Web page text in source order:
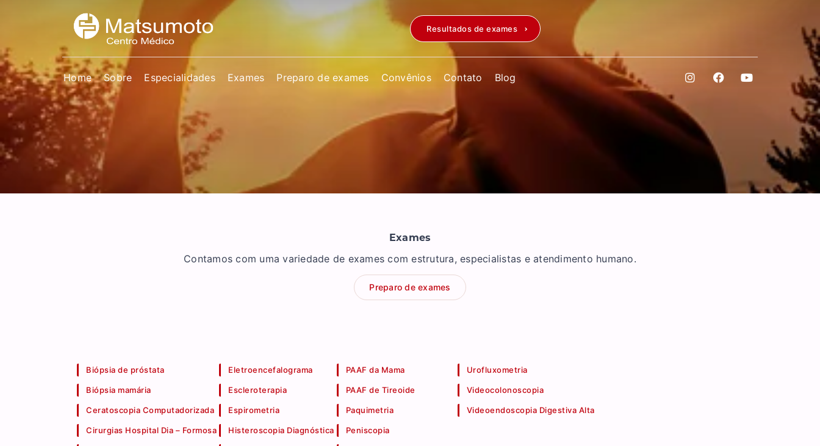
Resultados de exames
Home Sobre Especialidades Exames Preparo de exames Convênios Contato Blog
Exames
Contamos com uma variedade de exames com estrutura, especialistas e atendimento humano.
Preparo de exames
Biópsia de próstata
Biópsia mamária
Ceratoscopia Computadorizada
Cirurgias Hospital Dia – Formosa
Eletroencefalograma
Escleroterapia
Espirometria
Histeroscopia Diagnóstica
PAAF da Mama
PAAF de Tireoide
Paquimetria
Peniscopia
Urofluxometria
Videocolonoscopia
Videoendoscopia Digestiva Alta